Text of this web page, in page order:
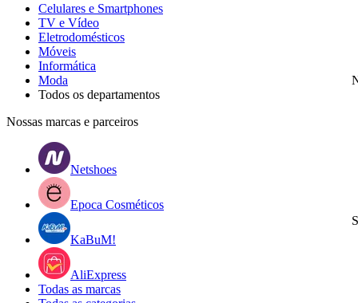
Celulares e Smartphones
TV e Vídeo
Eletrodomésticos
Móveis
Informática
Moda
Todos os departamentos
Nossas marcas e parceiros
Netshoes
Epoca Cosméticos
KaBuM!
AliExpress
Todas as marcas